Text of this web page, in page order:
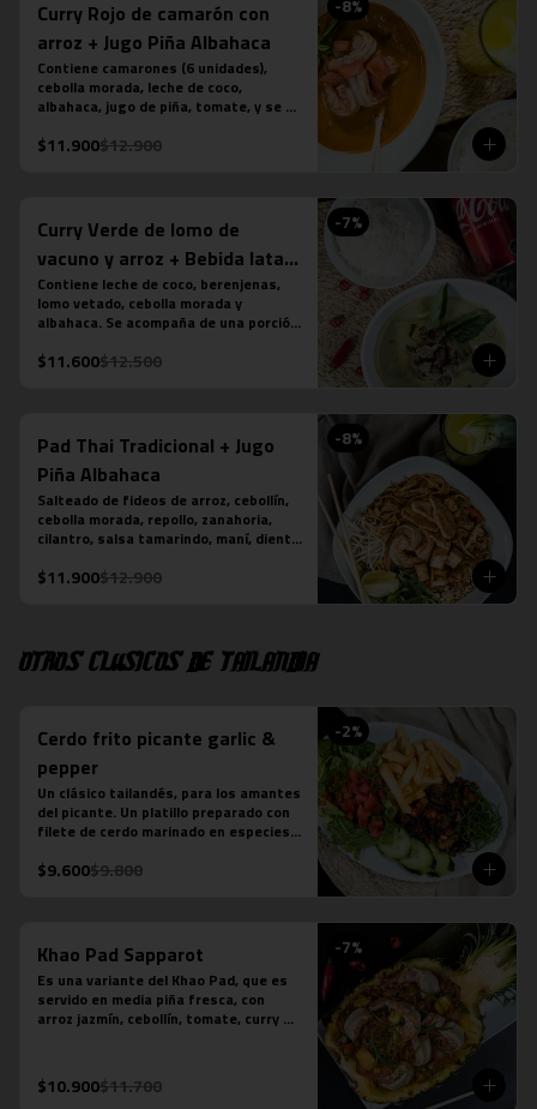
-8%
Curry Rojo de camarón con
arroz + Jugo Piña Albahaca
Contiene camarones (6 unidades),
cebolla morada, leche de coco,
albahaca, jugo de piña, tomate, y se
jazmín. (contiene salsa de pescado).
$11.900$12.900
-7%
Curry Verde de lomo de
vacuno y arroz + Bebida lata
350 cc
Contiene leche de coco, berenjenas,
lomo vetado, cebolla morada y
albahaca. Se acompaña de una porción
pescado). Más bebida en lata a tu
$11.600$12.500
-8%
Pad Thai Tradicional + Jugo
Piña Albahaca
Salteado de fideos de arroz, cebollín,
cebolla morada, repollo, zanahoria,
cilantro, salsa tamarindo, maní, diente
unidades), tofu y pollo. Más jugo
$11.900$12.900
Otros clásicos de Tailandia
-2%
Cerdo frito picante garlic &
pepper
Un clásico tailandés, para los amantes
del picante. Un platillo preparado con
filete de cerdo marinado en especies
ostra, ajo, ají, pimienta y azúcar.
con arroz jazmín
*En local Tobalaba se acompaña
además con papas fritas
$9.600$9.800
-7%
Khao Pad Sapparot
Es una variante del Khao Pad, que es
servido en media piña fresca, con
arroz jazmín, cebollín, tomate, curry
La fotografÍa es referencial, para
delivery no se envÍa cuenco de piña.
$10.900$11.700